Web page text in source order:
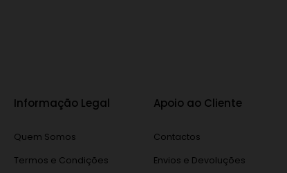
Informação Legal
Quem Somos
Termos e Condições
Apoio ao Cliente
Contactos
Envios e Devoluções